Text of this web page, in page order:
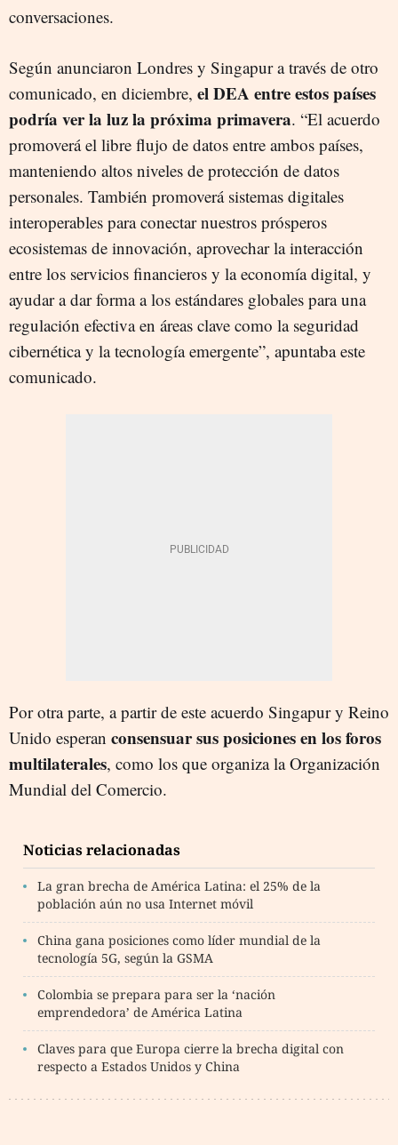
conversaciones.
Según anunciaron Londres y Singapur a través de otro
comunicado, en diciembre, el DEA entre estos países
podría ver la luz la próxima primavera. “El acuerdo
promoverá el libre flujo de datos entre ambos países,
manteniendo altos niveles de protección de datos
personales. También promoverá sistemas digitales
interoperables para conectar nuestros prósperos
ecosistemas de innovación, aprovechar la interacción
entre los servicios financieros y la economía digital, y
ayudar a dar forma a los estándares globales para una
regulación efectiva en áreas clave como la seguridad
cibernética y la tecnología emergente”, apuntaba este
comunicado.
Por otra parte, a partir de este acuerdo Singapur y Reino
Unido esperan consensuar sus posiciones en los foros
multilaterales, como los que organiza la Organización
Mundial del Comercio.
Noticias relacionadas
La gran brecha de América Latina: el 25% de la
población aún no usa Internet móvil
China gana posiciones como líder mundial de la
tecnología 5G, según la GSMA
Colombia se prepara para ser la ‘nación
emprendedora’ de América Latina
Claves para que Europa cierre la brecha digital con
respecto a Estados Unidos y China